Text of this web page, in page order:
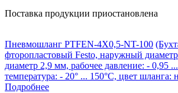
Поставка продукции приостановлена
Пневмошланг PTFEN-4X0,5-NT-100
фторопластовый Festo, наружный
диаметр 2,9 мм, рабочее давление: - 0,95
температура: - 20° ... 150°C, цвет шланга:
Подробнее